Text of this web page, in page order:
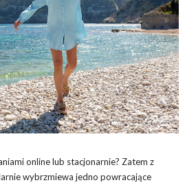
online lub stacjonarnie? Zatem z
wybrzmiewa jedno powracające